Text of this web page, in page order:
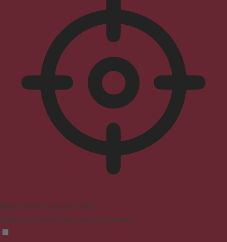
Mode convivial pour le TDAH
Navigation concentrée, sans distractions